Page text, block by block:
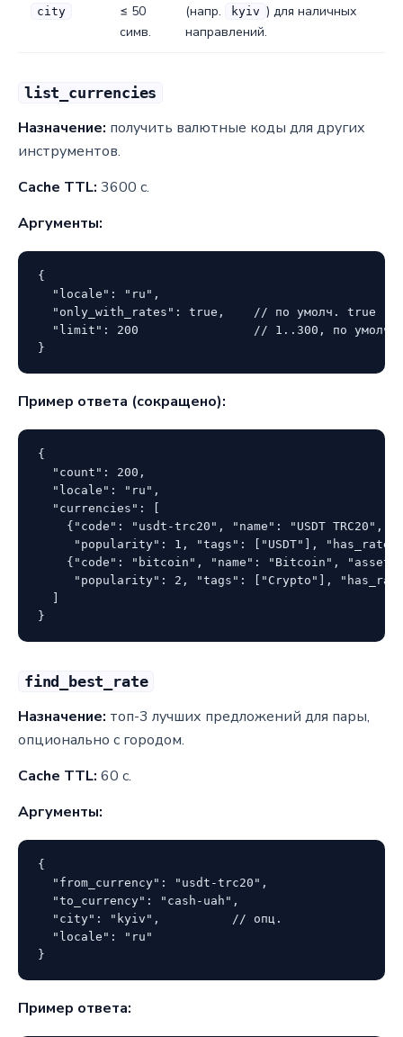
city
≤ 50
симв.
(напр.
kyiv ) для наличных
направлений.
list_currencies
Назначение: получить валютные коды для других
инструментов.
Cache TTL: 3600 с.
Аргументы:
{
  "locale": "ru",
  "only_with_rates": true,    // по умолч. true
"limit": 200                // 1..300, по умолч.
}
Пример ответа (сокращено):
{
  "count": 200,
  "locale": "ru",
  "currencies": [
{"code": "usdt-trc20", "name": "USDT TRC20",
"popularity": 1, "tags": ["USDT"],
{"code": "bitcoin", "name": "Bitcoin",
"popularity": 2, "tags": ["Crypto"],
}
find_best_rate
Назначение: топ-3 лучших предложений для пары,
опционально с городом.
Cache TTL: 60 с.
Аргументы:
{
  "from_currency": "usdt-trc20",
  "to_currency": "cash-uah",
  "city": "kyiv",          // опц.
  "locale": "ru"
}
Пример ответа: